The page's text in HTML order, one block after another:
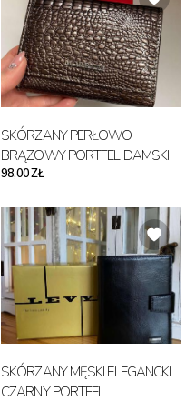
SKÓRZANY PERŁOWO
BRĄZOWY PORTFEL DAMSKI
98,00 ZŁ
SKÓRZANY MĘSKI ELEGANCKI
CZARNY PORTFEL